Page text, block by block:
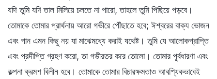
যদি তুমি যদি তাল মিলিয়ে চলতে না পারো, তাহলে তুমি পিছিয়ে পড়বে।
তোমাকে তোমার প্রার্থনায় আরো গভীরে পৌঁছাতে হবে; ঈশ্বরের বাক্য ভোজন
এবং পান এমন কিছু নয় যা মাঝেমধ্যে করাই যথেষ্ট। তুমি যে আলোকপ্রাপ্তি
এবং প্রদীপ্তি গ্রহণ করো, তা গভীরতর করে তোলো। তোমার পূর্বধারণা এবং
কল্পনা ক্রমশ বিলীন হবে। তোমাকে তোমার বিচারক্ষমতাও আবশ্যিকভাবেই